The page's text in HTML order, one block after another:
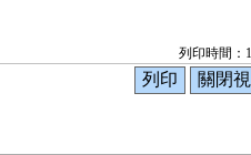
列印時間：